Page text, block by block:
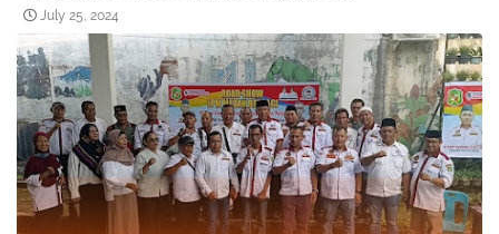
July 25, 2024